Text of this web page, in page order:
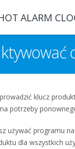
ALARM
klucz
potrzeby
używać programu
dla wszystkich